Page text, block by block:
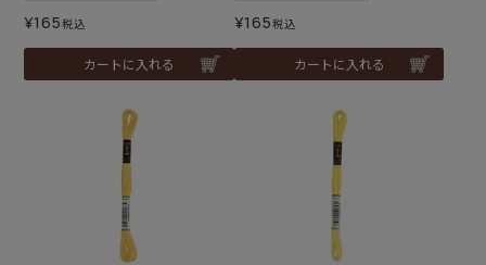
¥165税込
カートに入れる
¥165税込
カートに入れる